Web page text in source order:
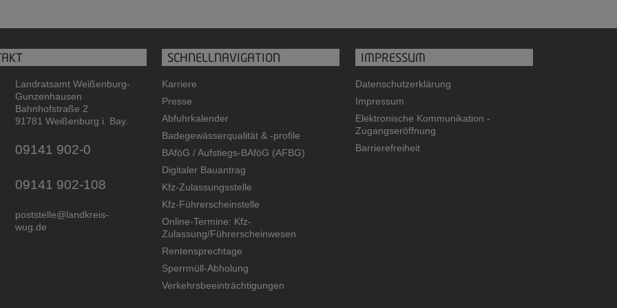
Landratsamt Weißenburg-
Gunzenhausen
Bahnhofstraße 2
91781 Weißenburg i. Bay.
09141 902-0
09141 902-108
poststelle@landkreis-
wug.de
SCHNELLNAVIGATION
Karriere
Presse
Abfuhrkalender
Badegewässerqualität& -profile
BAföG / Aufstiegs-BAföG (AFBG)
Digitaler Bauantrag
Kfz-Zulassungsstelle
Kfz-Führerscheinstelle
Online-Termine: Kfz-
Zulassung/Führerscheinwesen
Rentensprechtage
Sperrmüll-Abholung
Verkehrsbeeinträchtigungen
IMPRESSUM
Datenschutzerklärung
Impressum
Elektronische Kommunikation -
Zugangseröffnung
Barrierefreiheit